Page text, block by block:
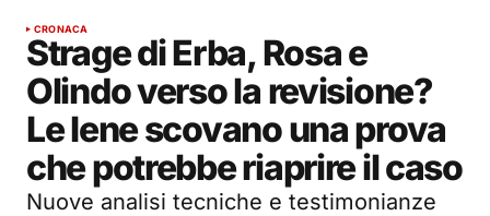
CRONACA
Strage di Erba, Rosa e
Olindo verso la revisione?
Le Iene scovano una prova
che potrebbe riaprire il caso
Nuove analisi tecniche e testimonianze